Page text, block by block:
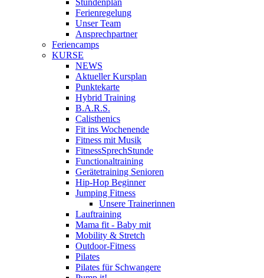
Stundenplan
Ferienregelung
Unser Team
Ansprechpartner
Feriencamps
KURSE
NEWS
Aktueller Kursplan
Punktekarte
Hybrid Training
B.A.R.S.
Calisthenics
Fit ins Wochenende
Fitness mit Musik
FitnessSprechStunde
Functionaltraining
Gerätetraining Senioren
Hip-Hop Beginner
Jumping Fitness
Unsere Trainerinnen
Lauftraining
Mama fit - Baby mit
Mobility & Stretch
Outdoor-Fitness
Pilates
Pilates für Schwangere